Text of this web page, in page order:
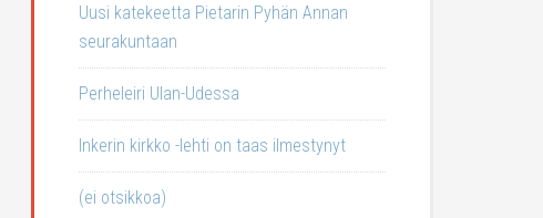
Uusi katekeetta Pietarin Pyhän Annan
seurakuntaan
Perheleiri Ulan-Udessa
Inkerin kirkko -lehti on taas ilmestynyt
(ei otsikkoa)